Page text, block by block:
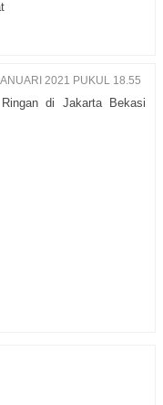
2021 PUKUL 18.55
di Jakarta Bekasi